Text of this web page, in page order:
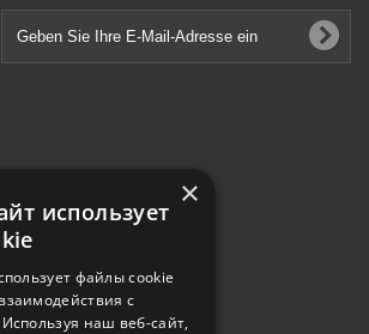
×
использует
файлы cookie
с
наш веб-сайт,